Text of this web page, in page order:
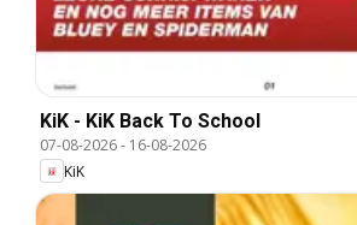
KiK - KiK Back To School
07-08-2026- 16-08-2026
KiK